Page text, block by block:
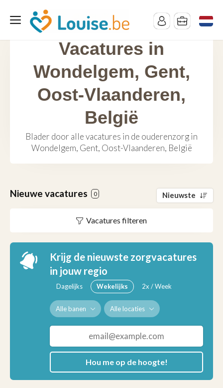
Vacatures in
Wondelgem, Gent,
Oost-Vlaanderen,
België
Blader door alle vacatures in de ouderenzorg in
Wondelgem, Gent, Oost-Vlaanderen, België
Nieuwe vacatures 0 Nieuwste
Vacatures filteren
Krijg de nieuwste zorgvacatures
in jouw regio
Dagelijks Wekelijks 2x / Week
Alle banen Alle locaties
Hou me op de hoogte!